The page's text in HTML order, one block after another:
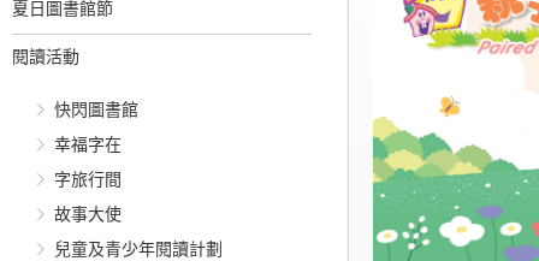
夏日圖書館節
閱讀活動
快閃圖書館
幸福字在
字旅行間
故事大使
兒童及青少年閱讀計劃